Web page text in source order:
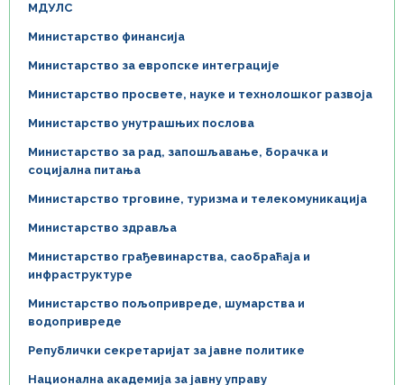
МДУЛС
Министарство финансија
Министарство за европске интеграције
Министарство просвете, науке и технолошког развоја
Министарство унутрашњих послова
Министарство за рад, запошљавање, борачка и
социјална питања
Министарство трговине, туризма и телекомуникација
Министарство здравља
Министарство грађевинарства, саобраћаја и
инфраструктуре
Министарство пољопривреде, шумарства и
водопривреде
Републички секретаријат за јавне политике
Национална академија за јавну управу